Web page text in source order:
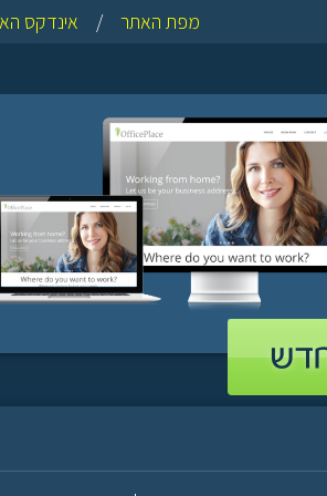
מפת האתר / אינדקס